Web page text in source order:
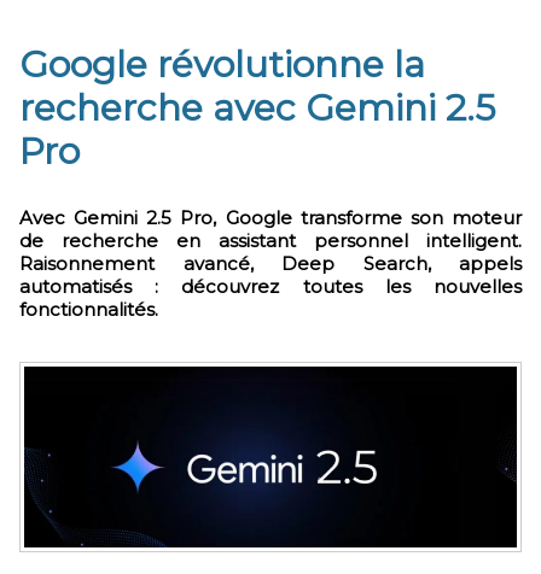
Google révolutionne la
recherche avec Gemini 2.5
Pro
Avec Gemini 2.5 Pro, Google transforme son moteur
de recherche en assistant personnel intelligent.
Raisonnement avancé, Deep Search, appels
automatisés : découvrez toutes les nouvelles
fonctionnalités.